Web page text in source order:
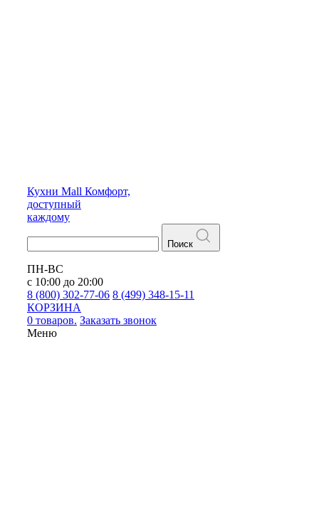
Кухни Mall Комфорт,
доступный
каждому
Поиск
ПН-ВС
с 10:00 до 20:00
8 (800) 302-77-06 8 (499) 348-15-11
КОРЗИНА
0 товаров. Заказать звонок
Меню